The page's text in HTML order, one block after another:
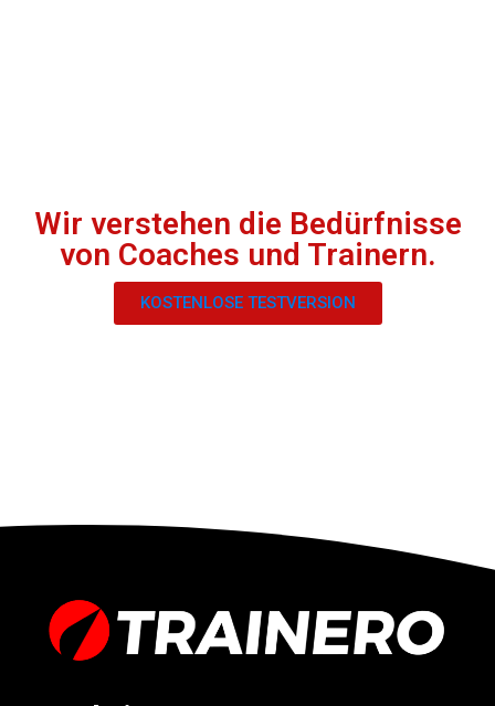
Wir verstehen die Bedürfnisse
von Coaches und Trainern.
KOSTENLOSE TESTVERSION